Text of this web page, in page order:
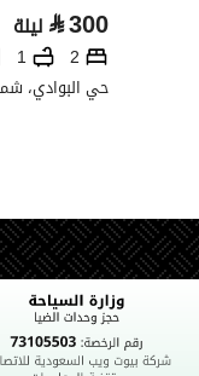
⃁300 ليلة
2
1
حي البوادي،